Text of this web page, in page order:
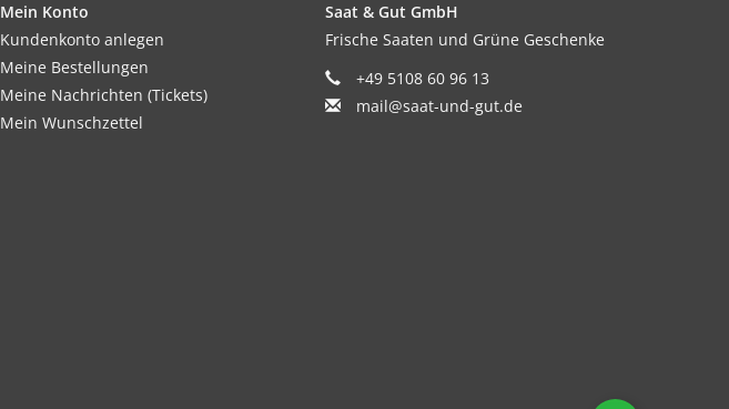
Mein Konto
Kundenkonto anlegen
Meine Bestellungen
Meine Nachrichten (Tickets)
Mein Wunschzettel
Saat & Gut GmbH
Frische Saaten und Grüne Geschenke
+49 5108 60 96 13
mail@saat-und-gut.de